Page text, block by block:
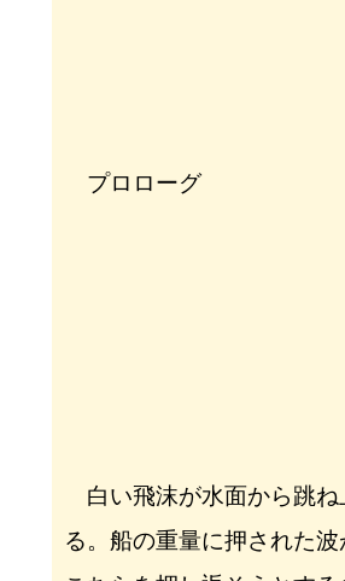
プロローグ
白い飛沫が水面から跳ね
る。船の重量に押された